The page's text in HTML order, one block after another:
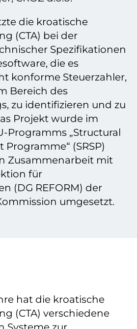
die kroatische
(CTA) bei der
Spezifikationen
die es
konforme Steuerzahler,
Bereich des
zu identifizieren und zu
Projekt wurde im
Programms „Structural
(SRSP)
Zusammenarbeit mit
für
(DG REFORM) der
umgesetzt.
hat die kroatische
(CTA) verschiedene